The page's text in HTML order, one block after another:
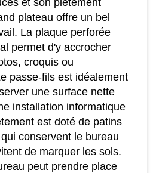
plateau offre un bel
La plaque perforée
permet d'y accrocher
croquis ou
passe-fils est idéalement
une surface nette
installation informatique
est doté de patins
conservent le bureau
de marquer les sols.
peut prendre place